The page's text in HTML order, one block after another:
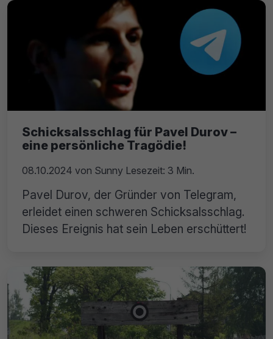
Schicksalsschlag für Pavel Durov –
eine persönliche Tragödie!
08.10.2024 von Sunny Lesezeit: 3 Min.
Pavel Durov, der Gründer von Telegram,
erleidet einen schweren Schicksalsschlag.
Dieses Ereignis hat sein Leben erschüttert!